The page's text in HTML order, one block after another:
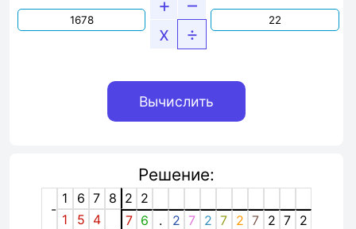
+
–
x
÷
Решение:
-
1 6 7 8 2 2
1
5 4 7 6 . 2 7 2 7 2 7 2 7 2